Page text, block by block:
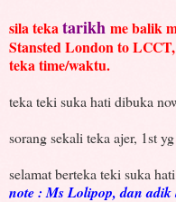
sila tekatarikh me balik
Stansted London to
teka time/waktu.
teka teki suka hati dibuka
sorang sekali teka ajer, 1st
selamat berteka teki suka hati
note : Ms Lolipop, dan